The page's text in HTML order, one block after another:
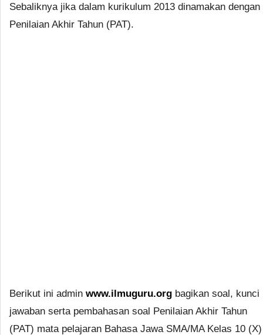
Sebaliknya jika dalam kurikulum 2013 dinamakan dengan
Penilaian Akhir Tahun (PAT).
Berikut ini admin www.ilmuguru.org bagikan soal, kunci
jawaban serta pembahasan soal Penilaian Akhir Tahun
(PAT) mata pelajaran Bahasa Jawa SMA/MA Kelas 10 (X)